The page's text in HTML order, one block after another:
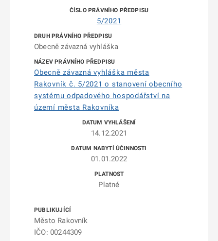
5/2021
Obecně závazná vyhláška
Obecně závazná vyhláška města
Rakovník č. 5/2021 o stanovení obecního
systému odpadového hospodářství na
území města Rakovníka
14.12.2021
01.01.2022
Platné
Město Rakovník
IČO: 00244309